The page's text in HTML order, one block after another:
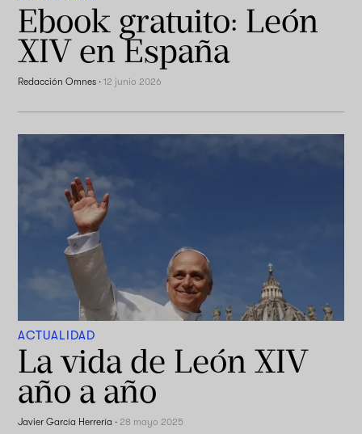
Ebook gratuito: León
XIV en España
Redacción Omnes ·12 junio 2026
ACTUALIDAD
La vida de León XIV
año a año
Javier García Herrería ·28 mayo 2025